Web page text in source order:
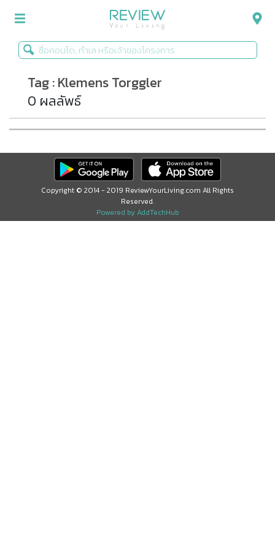
รีวิวคอนโด
รีวิวบ้าน
รีวิวทาวน์โฮม
Life+Style
Infographic
Tag : Klemens Torggler
0 ผลลัพธ์
Copyright © 2014 - 2019 ReviewYourLiving.com All Rights
Reserved.
Powered by AddTechHub